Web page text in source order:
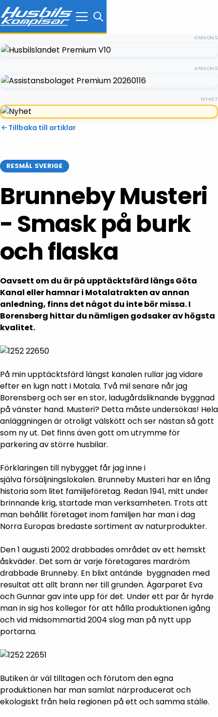
ANNONS
ANNONS
NYHET
Tillbaka till artiklar
RESMÅL SVERIGE
Brunneby Musteri
- Smask på burk
och flaska
Oavsett om du är på upptäcktsfärd längs Göta
Kanal eller hamnar i Motalatrakten av annan
anledning, finns det något du inte bör missa. I
Borensberg hittar du nämligen godsaker av högsta
kvalitet.
På min upptäcktsfärd längst kanalen rullar jag vidare
efter en lugn natt i Motala. Två mil senare når jag
Borensberg och ser en stor, ladugårdsliknande byggnad
på vänster hand. Musteri? Detta måste undersökas! Hela
anläggningen är otroligt välskött och ser nästan så gott
som ny ut. Det finns även gott om utrymme för
parkering av större husbilar.
Förklaringen till nybygget får jag inne i
själva försäljningslokalen. Brunneby Musteri har en lång
historia som litet familjeföretag. Redan 1941, mitt under
brinnande krig, startade man verksamheten. Trots att
man behållit företaget inom familjen har man i dag
Norra Europas bredaste sortiment av naturprodukter.
Den 1 augusti 2002 drabbades området av ett hemskt
åskväder. Det som är varje företagares mardröm
drabbade Brunneby. En blixt antände byggnaden med
resultat att allt brann ner till grunden. Ägarparet Eva
och Gunnar gav inte upp för det. Under ett par år hyrde
man in sig hos kollegor för att hålla produktionen igång
och vid midsommartid 2004 slog man på nytt upp
portarna.
Butiken är väl tilltagen och förutom den egna
produktionen har man samlat närproducerat och
ekologiskt från hela regionen på ett och samma ställe.